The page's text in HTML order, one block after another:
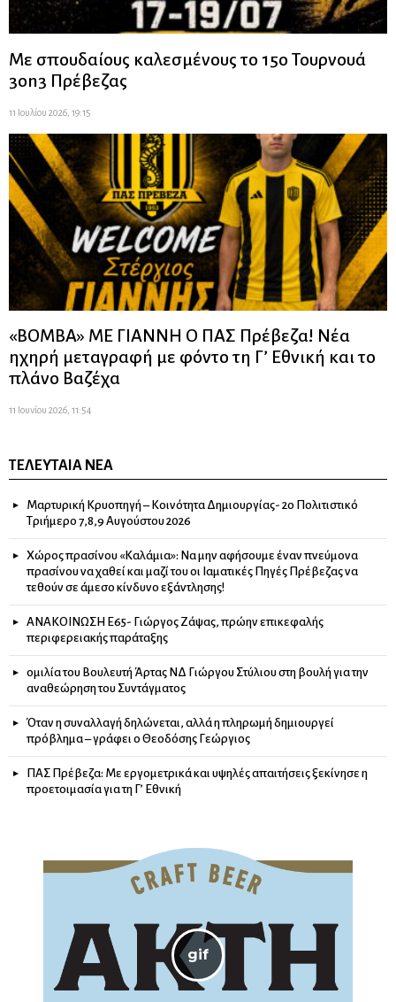
Με σπουδαίους καλεσμένους το 15ο Τουρνουά
3on3 Πρέβεζας
11 Ιουλίου 2026, 19:15
«ΒΟΜΒΑ» ΜΕ ΓΙΑΝΝΗ Ο ΠΑΣ Πρέβεζα! Νέα
ηχηρή μεταγραφή με φόντο τη Γ’ Εθνική και το
πλάνο Βαζέχα
11 Ιουνίου 2026, 11:54
ΤΕΛΕΥΤΑΊΑ ΝΈΑ
Μαρτυρική Κρυοπηγή – Κοινότητα Δημιουργίας- 2ο Πολιτιστικό
Τριήμερο 7,8,9 Αυγούστου 2026
Χώρος πρασίνου «Καλάμια»: Να μην αφήσουμε έναν πνεύμονα
πρασίνου να χαθεί και μαζί του οι Ιαματικές Πηγές Πρέβεζας να
τεθούν σε άμεσο κίνδυνο εξάντλησης!
ΑΝΑΚΟΙΝΩΣΗ Ε65- Γιώργος Ζάψας, πρώην επικεφαλής
περιφερειακής παράταξης
ομιλία του Βουλευτή Άρτας ΝΔ Γιώργου Στύλιου στη βουλή για την
αναθεώρηση του Συντάγματος
Όταν η συναλλαγή δηλώνεται, αλλά η πληρωμή δημιουργεί
πρόβλημα – γράφει ο Θεοδόσης Γεώργιος
ΠΑΣ Πρέβεζα: Με εργομετρικά και υψηλές απαιτήσεις ξεκίνησε η
προετοιμασία για τη Γ’ Εθνική